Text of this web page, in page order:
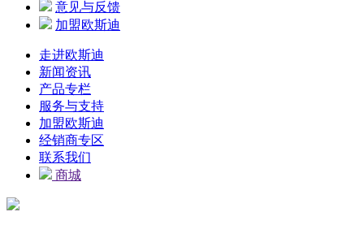
意见与反馈
加盟欧斯迪
走进欧斯迪
新闻资讯
产品专栏
服务与支持
加盟欧斯迪
经销商专区
联系我们
商城